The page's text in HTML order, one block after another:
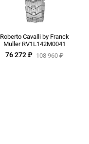
Roberto Cavalli by Franck
Muller RV1L142M0041
76 272 ₽ 108 960 ₽